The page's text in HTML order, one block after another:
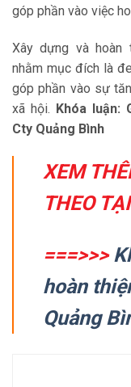
góp phần vào việc
Xây dựng và hoàn
nhằm mục đích là
góp phần vào sự
xã hội. Khóa luận:
Cty Quảng Bình
XEM
THEO
===>>>
hoàn
Quảng